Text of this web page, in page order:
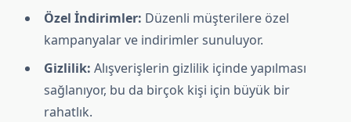
Özel İndirimler: Düzenli müşterilere özel
kampanyalar ve indirimler sunuluyor.
Gizlilik: Alışverişlerin gizlilik içinde yapılması
sağlanıyor, bu da birçok kişi için büyük bir
rahatlık.